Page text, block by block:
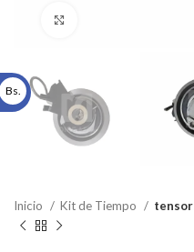
Inicio Kit de Tiempo tensor
Bs.